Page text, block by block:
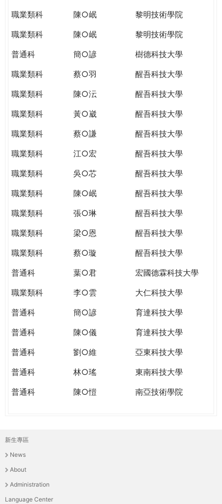
職業類科
陳○岷
黎明技術學院
職業類科
陳○岷
黎明技術學院
普通科
簡○諺
樹德科技大學
職業類科
蔡○羽
醒吾科技大學
職業類科
陳○沄
醒吾科技大學
職業類科
黃○崴
醒吾科技大學
職業類科
蔡○謙
醒吾科技大學
職業類科
江○宏
醒吾科技大學
職業類科
吳○芯
醒吾科技大學
職業類科
陳○岷
醒吾科技大學
職業類科
張○琳
醒吾科技大學
職業類科
梁○恩
醒吾科技大學
職業類科
蔡○璇
醒吾科技大學
普通科
葉○君
宏國德霖科技大學
職業類科
李○雲
大仁科技大學
普通科
簡○諺
育達科技大學
普通科
陳○儀
育達科技大學
普通科
劉○維
亞東科技大學
普通科
林○瑤
東南科技大學
普通科
陳○愷 南亞技術學院
主
選
單
新生專區
News
About
Administration
Language Center